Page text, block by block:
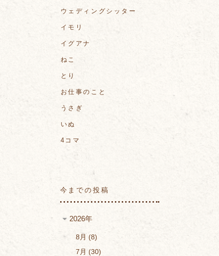
ウェディングシッター
イモリ
イグアナ
ねこ
とり
お仕事のこと
うさぎ
いぬ
4コマ
今までの投稿
2026年
8月
8
7月
30